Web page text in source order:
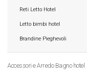
Reti Letto Hotel
Letto bimbi hotel
Brandine Pieghevoli
Accessori e Arredo Bagno hotel